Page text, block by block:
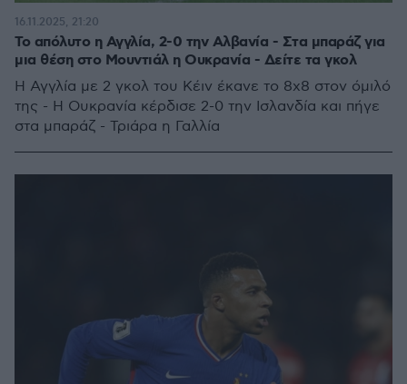
Το απόλυτο η Αγγλία, 2-0 την Αλβανία - Στα μπαράζ για
μια θέση στο Μουντιάλ η Ουκρανία - Δείτε τα γκολ
Η Αγγλία με 2 γκολ του Κέιν έκανε το 8χ8 στον όμιλό
της - Η Ουκρανία κέρδισε 2-0 την Ισλανδία και πήγε
στα μπαράζ - Τριάρα η Γαλλία
16.11.2025, 21:20